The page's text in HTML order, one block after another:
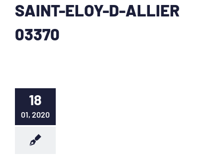
SAINT-ELOY-D-ALLIER
03370
18
01, 2020